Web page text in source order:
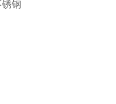
锈钢